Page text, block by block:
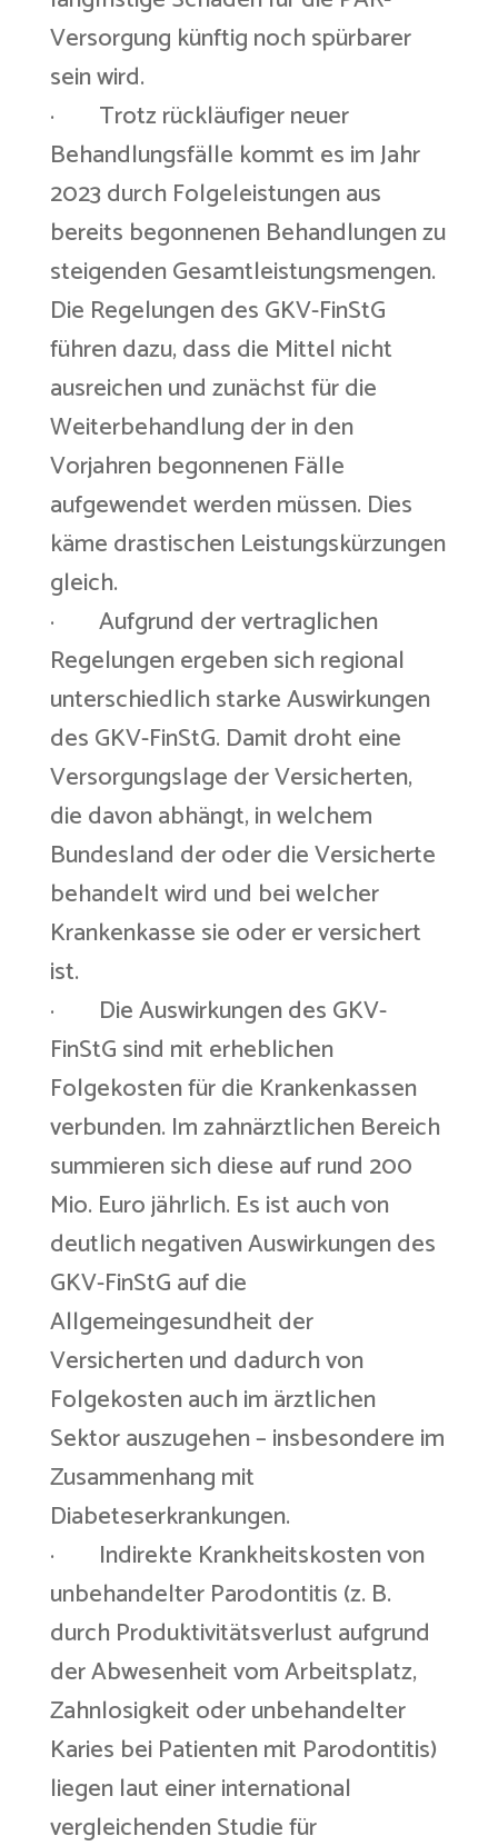
Versorgung künftig noch spürbarer
sein wird.
· Trotz rückläufiger neuer
Behandlungsfälle kommt es im Jahr
2023 durch Folgeleistungen aus
bereits begonnenen Behandlungen zu
steigenden Gesamtleistungsmengen.
Die Regelungen des GKV-FinStG
führen dazu, dass die Mittel nicht
ausreichen und zunächst für die
Weiterbehandlung der in den
Vorjahren begonnenen Fälle
aufgewendet werden müssen. Dies
käme drastischen Leistungskürzungen
gleich.
· Aufgrund der vertraglichen
Regelungen ergeben sich regional
unterschiedlich starke Auswirkungen
des GKV-FinStG. Damit droht eine
Versorgungslage der Versicherten,
die davon abhängt, in welchem
Bundesland der oder die Versicherte
behandelt wird und bei welcher
Krankenkasse sie oder er versichert
ist.
· Die Auswirkungen des GKV-
FinStG sind mit erheblichen
Folgekosten für die Krankenkassen
verbunden. Im zahnärztlichen Bereich
summieren sich diese auf rund 200
Mio. Euro jährlich. Es ist auch von
deutlich negativen Auswirkungen des
GKV-FinStG auf die
Allgemeingesundheit der
Versicherten und dadurch von
Folgekosten auch im ärztlichen
Sektor auszugehen – insbesondere im
Zusammenhang mit
Diabeteserkrankungen.
· Indirekte Krankheitskosten von
unbehandelter Parodontitis (z. B.
durch Produktivitätsverlust aufgrund
der Abwesenheit vom Arbeitsplatz,
Zahnlosigkeit oder unbehandelter
Karies bei Patienten mit Parodontitis)
liegen laut einer international
vergleichenden Studie für